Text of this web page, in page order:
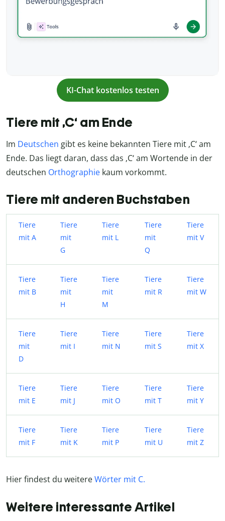
KI-Chat kostenlos testen
Tiere mit ‚C‘ am Ende
Im Deutschen gibt es keine bekannten Tiere mit ‚C‘ am
Ende. Das liegt daran, dass das ‚C‘ am Wortende in der
deutschen Orthographie kaum vorkommt.
Tiere mit anderen Buchstaben
Tiere
mit A
Tiere
mit
G
Tiere
mit L
Tiere
mit
Q
Tiere
mit V
Tiere
mit B
Tiere
mit
H
Tiere
mit
M
Tiere
mit R
Tiere
mit W
Tiere
mit
D
Tiere
mit I
Tiere
mit N
Tiere
mit S
Tiere
mit X
Tiere
mit E
Tiere
mit J
Tiere
mit O
Tiere
mit T
Tiere
mit Y
Tiere
mit F
Tiere
mit K
Tiere
mit P
Tiere
mit U
Tiere
mit Z
Hier findest du weitereWörter mit C.
Weitere interessante Artikel